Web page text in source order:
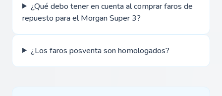
¿Qué debo tener en cuenta al comprar faros de
repuesto para el Morgan Super 3?
¿Los faros posventa son homologados?